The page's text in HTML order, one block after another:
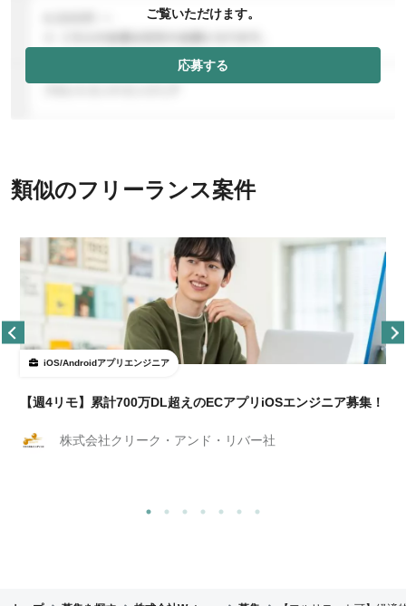
ご覧いただけます。
応募する
類似のフリーランス案件
iOS/Androidアプリエンジニア
【週4リモ】累計700万DL超えのECアプリiOSエンジニア募集！
株式会社クリーク・アンド・リバー社